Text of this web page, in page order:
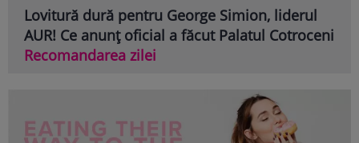
Lovitură dură pentru George Simion, liderul
AUR! Ce anunț oficial a făcut Palatul Cotroceni
Recomandarea zilei